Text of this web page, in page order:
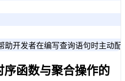
助开发者在编写查询语句时主动
序函数与聚合操作的